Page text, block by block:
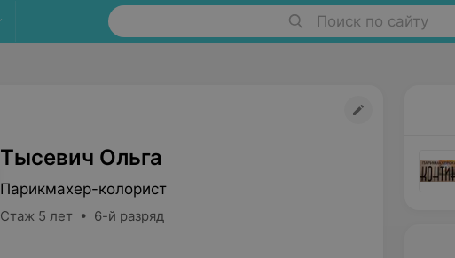
Поиск по сайту
Тысевич Ольга
Парикмахер-колорист
Стаж 5 лет • 6-й разряд